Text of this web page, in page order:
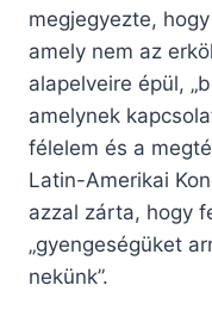
megjegyezte,
amely nem az
alapelveire épül,
amelynek
félelem és a
Latin-Amerikai
azzal zárta, hogy
„gyengeségüket
nekünk”.